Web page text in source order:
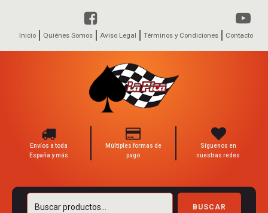
Inicio Quiénes Somos Aviso Legal Términos y Condiciones Contacto
Envíos a toda
España y más
Múltiples formas de
pago
Síguenos en
nuestras redes
Buscar
BUSCAR